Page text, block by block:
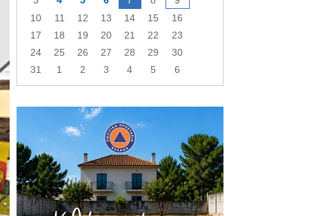
10
11 12 13 14 15
16
17
18 19 20 21 22
23
24
25 26 27 28 29
30
31
1 2 3 4 5 6